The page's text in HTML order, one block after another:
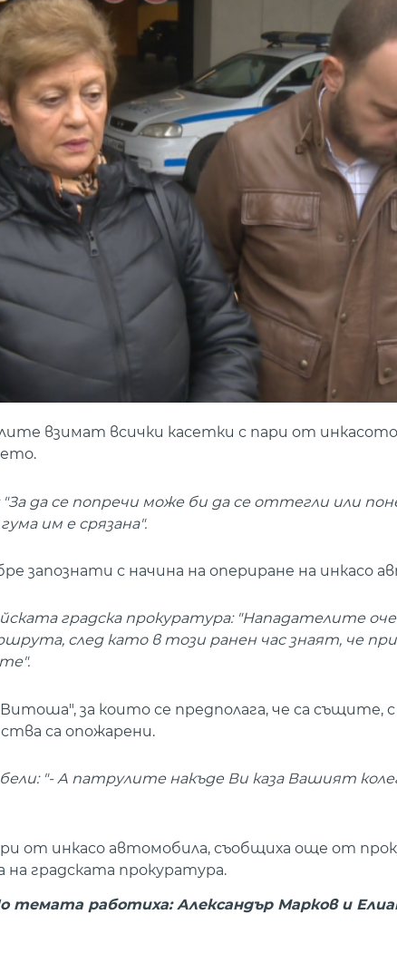
взимат всички касетки с пари от
да се попречи може би да се оттегли или
им е срязана".
запознати с начина на опериране на инкасо
градска прокуратура: "Нападателите
след като в този ранен час знаят, че
за които се предполага, че са същите,
са опожарени.
"- А патрулите накъде Ви каза Вашият
от инкасо автомобила, съобщиха още от
на градската прокуратура.
темата работиха: Александър Марков и